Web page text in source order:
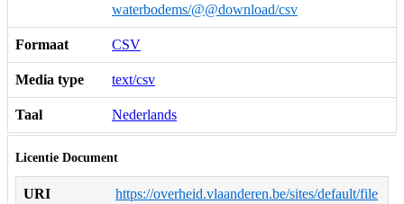
waterbodems/@@download/csv
Formaat CSV
Media type text/csv
Taal Nederlands
Licentie Document
URI
https://overheid.vlaanderen.be/sites/default/file